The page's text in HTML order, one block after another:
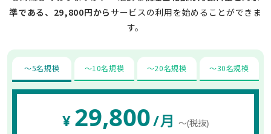
準である、29,800円から サービスの利用を始めることができま
す。
〜5名規模 〜10名規模 〜20名規模 〜30名規模
¥ 29,800/月 〜(税抜)